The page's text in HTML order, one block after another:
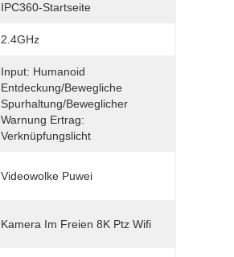
IPC360-Startseite
2.4GHz
Input: Humanoid
Entdeckung/bewegliche
Spurhaltung/beweglicher
Warnung Ertrag:
Verknüpfungslicht
Videowolke Puwei
Kamera Im Freien 8K Ptz Wifi